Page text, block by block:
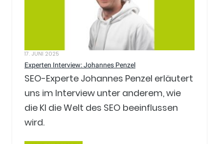
17. JUNI 2025
Experten Interview: Johannes Penzel
SEO-Experte Johannes Penzel erläutert
uns im Interview unter anderem, wie
die KI die Welt des SEO beeinflussen
wird.